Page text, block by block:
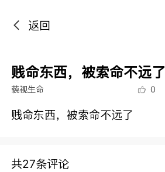
返回
贱命东西，被索命不远了
藐视生命 0
贱命东西，被索命不远了
共27条评论